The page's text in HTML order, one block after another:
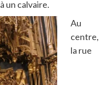
un calvaire.
Au
centre,
la rue